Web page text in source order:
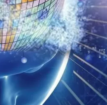
Estudos Postulados da Lei
do Tempo e das 260 Chaves
do Synchronotron